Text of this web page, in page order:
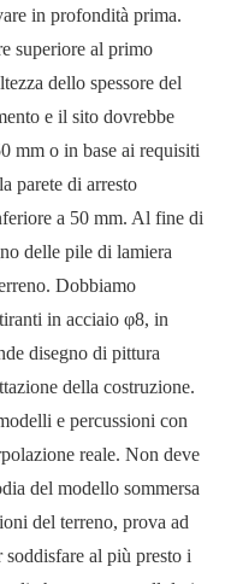
in profondità prima.
superiore al primo
dello spessore del
e il sito dovrebbe
mm o in base ai requisiti
parete di arresto
a 50 mm. Al fine di
delle pile di lamiera
Dobbiamo
in acciaio φ8, in
disegno di pittura
della costruzione.
e percussioni con
reale. Non deve
del modello sommersa
del terreno, prova ad
al più presto i